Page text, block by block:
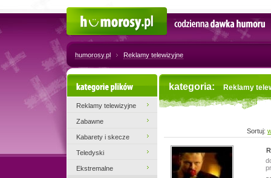
Codzienna dawka humoru
humorosy.pl Reklamy telewizyjne
kategoria: Reklamy
Sortuj:
Kategorie plików
Reklamy telewizyjne
Zabawne
Kabarety i skecze
Teledyski
Ekstremalne